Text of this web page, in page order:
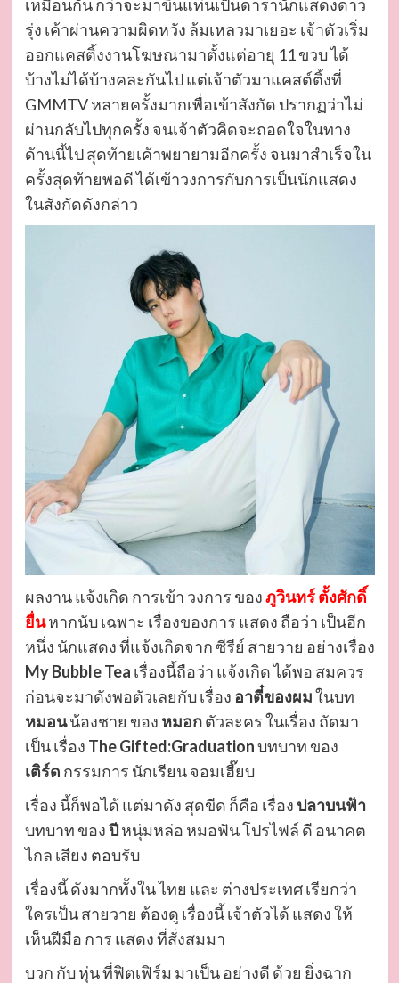
เหมือนกัน กว่าจะมาขึ้นแท่นเป็นดารานักแสดงดาว
รุ่ง เค้าผ่านความผิดหวัง ล้มเหลวมาเยอะ เจ้าตัวเริ่ม
ออกแคสติ้งงานโฆษณามาตั้งแต่อายุ 11 ขวบ ได้
บ้างไม่ได้บ้างคละกันไป แต่เจ้าตัวมาแคสต์ติ้งที่
GMMTV หลายครั้งมากเพื่อเข้าสังกัด ปรากฏว่าไม่
ผ่านกลับไปทุกครั้ง จนเจ้าตัวคิดจะถอดใจในทาง
ด้านนี้ไป สุดท้ายเค้าพยายามอีกครั้ง จนมาสำเร็จใน
ครั้งสุดท้ายพอดี ได้เข้าวงการกับการเป็นนักแสดง
ในสังกัดดังกล่าว
ผลงาน แจ้งเกิด การเข้า วงการ ของภูวินทร์ ตั้งศักดิ์
ยื่นหากนับ เฉพาะ เรื่องของการ แสดง ถือว่า เป็นอีก
หนึ่ง นักแสดง ที่แจ้งเกิดจาก ซีรีย์ สายวาย อย่างเรื่อง
My Bubble Tea เรื่องนี้ถือว่า แจ้งเกิด ได้พอ สมควร
ก่อนจะมาดังพอตัวเลยกับ เรื่อง อาตี๋ของผมในบท
หมอนน้องชาย ของ หมอกตัวละคร ในเรื่อง ถัดมา
เป็น เรื่อง The Gifted:Graduationบทบาท ของ
เติร์ด กรรมการ นักเรียน จอมเฮี๊ยบ
เรื่อง นี้ก็พอได้ แต่มาดัง สุดขีด ก็คือ เรื่อง ปลาบนฟ้า
บทบาท ของปีหนุ่มหล่อ หมอฟัน โปรไฟล์ ดี อนาคต
ไกล เสียง ตอบรับ
เรื่องนี้ ดังมากทั้งใน ไทย และ ต่างประเทศ เรียกว่า
ใครเป็น สายวาย ต้องดู เรื่องนี้ เจ้าตัวได้ แสดง ให้
เห็นฝีมือ การ แสดง ที่สั่งสมมา
บวก กับ หุ่น ที่ฟิตเฟิร์ม มาเป็น อย่างดี ด้วย ยิ่งฉาก